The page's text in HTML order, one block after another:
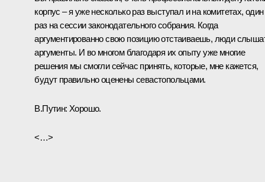
корпус – я уже несколько раз выступал и на комитетах, один
раз на сессии законодательного собрания. Когда
аргументированно свою позицию отстаиваешь, люди
аргументы. И во многом благодаря их опыту уже многие
решения мы смогли сейчас принять, которые, мне кажется,
будут правильно оценены севастопольцами.
В.Путин: Хорошо.
<…>